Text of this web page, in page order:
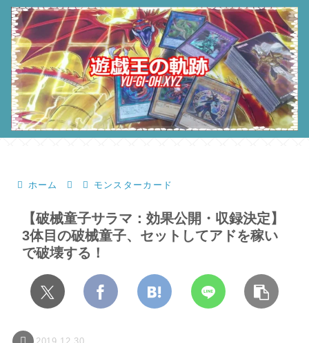
ホーム モンスターカード
【破械童子サラマ：効果公開・収録決定】
3体目の破械童子、セットしてアドを稼い
で破壊する！